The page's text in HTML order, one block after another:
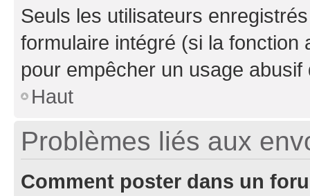
Seuls les utilisateurs
formulaire intégré (si la fonction
pour empêcher un usage
Haut
Problèmes liés aux
Comment poster dans un